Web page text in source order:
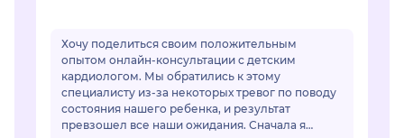
Хочу поделиться своим положительным
опытом онлайн-консультации с детским
кардиологом. Мы обратились к этому
специалисту из-за некоторых тревог по поводу
состояния нашего ребенка, и результат
превзошел все наши ожидания. Сначала я